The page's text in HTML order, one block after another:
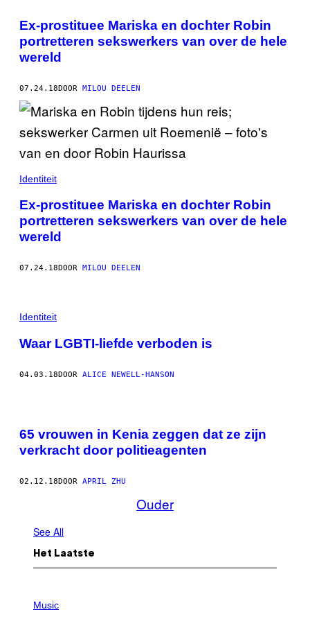
Ex-prostituee Mariska en dochter Robin
portretteren sekswerkers van over de hele
wereld
07.24.18DOOR MILOU DEELEN
Identiteit
Ex-prostituee Mariska en dochter Robin
portretteren sekswerkers van over de hele
wereld
07.24.18DOOR MILOU DEELEN
Identiteit
Waar LGBTI-liefde verboden is
04.03.18DOOR ALICE NEWELL-HANSON
65 vrouwen in Kenia zeggen dat ze zijn
verkracht door politieagenten
02.12.18DOOR APRIL ZHU
Ouder
See All
Het Laatste
H
Music